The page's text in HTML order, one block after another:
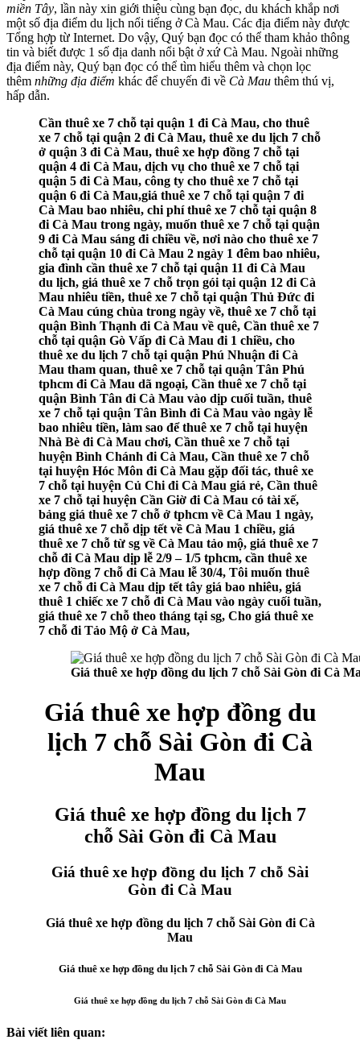
miền Tây, lần này xin giới thiệu cùng bạn đọc, du khách khắp nơi
một số địa điểm du lịch nổi tiếng ở Cà Mau. Các địa điểm này được
Tổng hợp từ Internet. Do vậy, Quý bạn đọc có thể tham khảo thông
tin và biết được 1 số địa danh nổi bật ở xứ Cà Mau. Ngoài những
địa điểm này, Quý bạn đọc có thể tìm hiểu thêm và chọn lọc
thêm những địa điểm khác để chuyến đi về Cà Mau thêm thú vị,
hấp dẫn.
Cần thuê xe 7 chỗ tại quận 1 đi Cà Mau, cho thuê
xe 7 chỗ tại quận 2 đi Cà Mau, thuê xe du lịch 7 chỗ
ở quận 3 đi Cà Mau, thuê xe hợp đồng 7 chỗ tại
quận 4 đi Cà Mau, dịch vụ cho thuê xe 7 chỗ tại
quận 5 đi Cà Mau, công ty cho thuê xe 7 chỗ tại
quận 6 đi Cà Mau,giá thuê xe 7 chỗ tại quận 7 đi
Cà Mau bao nhiêu, chi phí thuê xe 7 chỗ tại quận 8
đi Cà Mau trong ngày, muốn thuê xe 7 chỗ tại quận
9 đi Cà Mau sáng đi chiều về, nơi nào cho thuê xe 7
chỗ tại quận 10 đi Cà Mau 2 ngày 1 đêm bao nhiêu,
gia đình cần thuê xe 7 chỗ tại quận 11 đi Cà Mau
du lịch, giá thuê xe 7 chỗ trọn gói tại quận 12 đi Cà
Mau nhiêu tiền, thuê xe 7 chỗ tại quận Thủ Đức đi
Cà Mau cúng chùa trong ngày về, thuê xe 7 chỗ tại
quận Bình Thạnh đi Cà Mau về quê, Cần thuê xe 7
chỗ tại quận Gò Vấp đi Cà Mau đi 1 chiều, cho
thuê xe du lịch 7 chỗ tại quận Phú Nhuận đi Cà
Mau tham quan, thuê xe 7 chỗ tại quận Tân Phú
tphcm đi Cà Mau dã ngoại, Cần thuê xe 7 chỗ tại
quận Bình Tân đi Cà Mau vào dịp cuối tuần, thuê
xe 7 chỗ tại quận Tân Bình đi Cà Mau vào ngày lễ
bao nhiêu tiền, làm sao để thuê xe 7 chỗ tại huyện
Nhà Bè đi Cà Mau chơi, Cần thuê xe 7 chỗ tại
huyện Bình Chánh đi Cà Mau, Cần thuê xe 7 chỗ
tại huyện Hóc Môn đi Cà Mau gặp đối tác, thuê xe
7 chỗ tại huyện Củ Chi đi Cà Mau giá rẻ, Cần thuê
xe 7 chỗ tại huyện Cần Giờ đi Cà Mau có tài xế,
bảng giá thuê xe 7 chỗ ở tphcm về Cà Mau 1 ngày,
giá thuê xe 7 chỗ dịp tết về Cà Mau 1 chiều, giá
thuê xe 7 chỗ từ sg về Cà Mau tảo mộ, giá thuê xe 7
chỗ đi Cà Mau dịp lễ 2/9 – 1/5 tphcm, cần thuê xe
hợp đồng 7 chỗ đi Cà Mau lễ 30/4, Tôi muốn thuê
xe 7 chỗ đi Cà Mau dịp tết tây giá bao nhiêu, giá
thuê 1 chiếc xe 7 chỗ đi Cà Mau vào ngày cuối tuần,
giá thuê xe 7 chỗ theo tháng tại sg, Cho giá thuê xe
7 chỗ đi Tảo Mộ ở Cà Mau,
Giá thuê xe hợp đồng du lịch 7 chỗ Sài Gòn đi Cà
Giá thuê xe hợp đồng du
lịch 7 chỗ Sài Gòn đi Cà
Mau
Giá thuê xe hợp đồng du lịch 7
chỗ Sài Gòn đi Cà Mau
Giá thuê xe hợp đồng du lịch 7 chỗ Sài
Gòn đi Cà Mau
Giá thuê xe hợp đồng du lịch 7 chỗ Sài Gòn đi Cà
Mau
Giá thuê xe hợp đồng du lịch 7 chỗ Sài Gòn đi Cà Mau
Giá thuê xe hợp đồng du lịch 7 chỗ Sài Gòn đi Cà Mau
Bài viết liên quan: